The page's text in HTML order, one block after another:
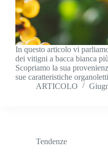
In questo articolo vi
dei vitigni a bacca bianca
Scopriamo la sua
sue caratteristiche
ARTICOLO
Tendenze